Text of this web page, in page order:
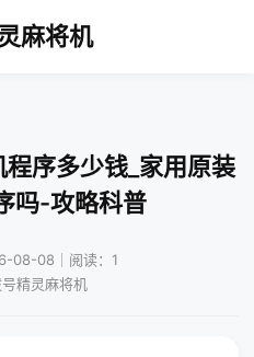
麻将机
序多少钱_家用原装
吗-攻略科普
08-08｜阅读：1
精灵麻将机